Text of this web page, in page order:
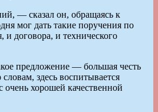
— сказал он, обращаясь к
мог дать такие поручения по
и договора, и технического
предложение — большая честь
здесь воспитывается
очень хорошей качественной